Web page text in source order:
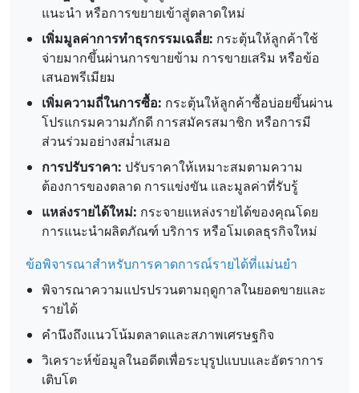
แนะนำ หรือการขยายเข้าสู่ตลาดใหม่
เพิ่มมูลค่าการทำธุรกรรมเฉลี่ย: กระตุ้นให้ลูกค้าใช้
จ่ายมากขึ้นผ่านการขายข้าม การขายเสริม หรือข้อ
เสนอพรีเมียม
เพิ่มความถี่ในการซื้อ: กระตุ้นให้ลูกค้าซื้อบ่อยขึ้นผ่าน
โปรแกรมความภักดี การสมัครสมาชิก หรือการมี
ส่วนร่วมอย่างสม่ำเสมอ
การปรับราคา: ปรับราคาให้เหมาะสมตามความ
ต้องการของตลาด การแข่งขัน และมูลค่าที่รับรู้
แหล่งรายได้ใหม่: กระจายแหล่งรายได้ของคุณโดย
การแนะนำผลิตภัณฑ์ บริการ หรือโมเดลธุรกิจใหม่
ข้อพิจารณาสำหรับการคาดการณ์รายได้ที่แม่นยำ
พิจารณาความแปรปรวนตามฤดูกาลในยอดขายและ
รายได้
คำนึงถึงแนวโน้มตลาดและสภาพเศรษฐกิจ
วิเคราะห์ข้อมูลในอดีตเพื่อระบุรูปแบบและอัตราการ
เติบโต